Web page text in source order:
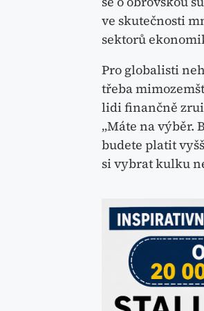
ve skutečnosti
sektorů
Pro globalisti
třeba
lidi finančně
„Máte na výběr.
budete platit
si vybrat kulku